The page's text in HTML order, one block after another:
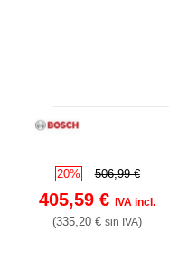
20% 506,99 €
405,59 €IVA incl.
(335,20 €sin IVA)